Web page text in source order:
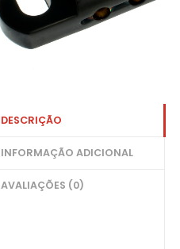
DESCRIÇÃO
INFORMAÇÃO ADICIONAL
AVALIAÇÕES (0)